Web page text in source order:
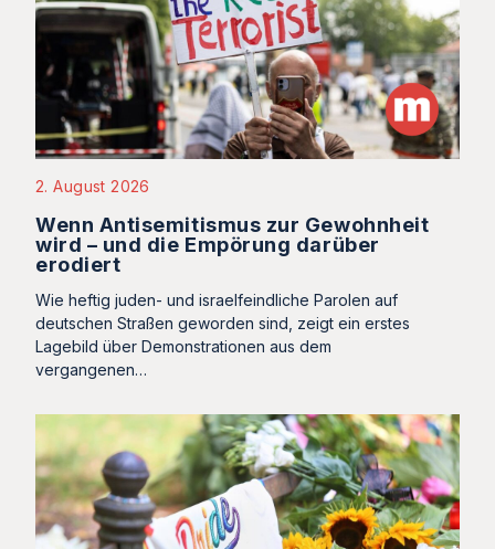
2. August 2026
Wenn Antisemitismus zur Gewohnheit
wird – und die Empörung darüber
erodiert
Wie heftig juden- und israelfeindliche Parolen auf
deutschen Straßen geworden sind, zeigt ein erstes
Lagebild über Demonstrationen aus dem
vergangenen…